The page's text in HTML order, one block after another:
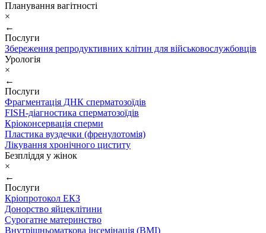
Планування вагітності
×
←
Послуги
Збереження репродуктивних клітин для військовослужбовців
Урологія
×
←
Послуги
Фрагментація ДНК сперматозоїдів
FISH-діагностика сперматозоїдів
Кріоконсервація сперми
Пластика вуздечки (френулотомія)
Лікування хронічного циститу
Безпліддя у жінок
×
←
Послуги
Кріопротокол ЕКЗ
Донорство яйцеклітини
Сурогатне материнство
Внутрішньоматкова інсемінація (ВМІ)